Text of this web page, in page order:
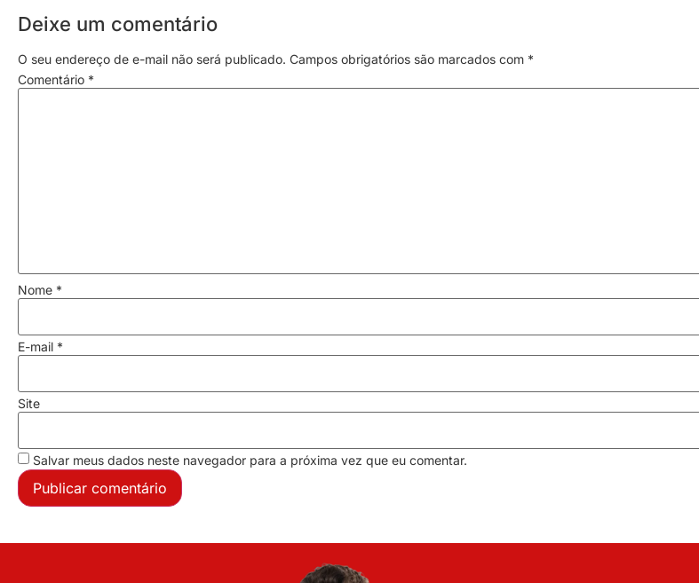
Deixe um comentário
O seu endereço de e-mail não será publicado. Campos obrigatórios são marcados com *
Comentário *
Nome *
E-mail *
Site
Salvar meus dados neste navegador para a próxima vez que eu comentar.